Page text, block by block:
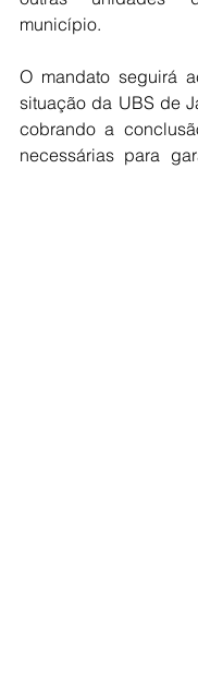
município.
O mandato seguirá
situação da UBS de
cobrando a
necessárias para